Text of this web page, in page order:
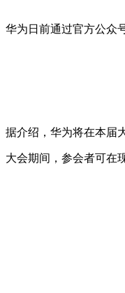
华为日前通过官方公众
据介绍，华为将在本届
大会期间，参会者可在